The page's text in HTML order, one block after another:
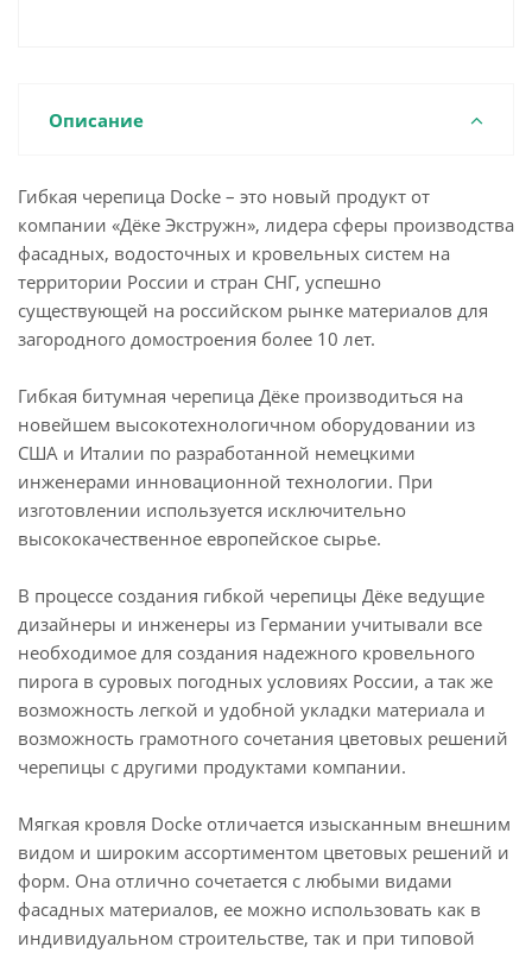
Описание
Гибкая черепица Docke – это новый продукт от
компании «Дёке Экстружн», лидера сферы производства
фасадных, водосточных и кровельных систем на
территории России и стран СНГ, успешно
существующей на российском рынке материалов для
загородного домостроения более 10 лет.
Гибкая битумная черепица Дёке производиться на
новейшем высокотехнологичном оборудовании из
США и Италии по разработанной немецкими
инженерами инновационной технологии. При
изготовлении используется исключительно
высококачественное европейское сырье.
В процессе создания гибкой черепицы Дёке ведущие
дизайнеры и инженеры из Германии учитывали все
необходимое для создания надежного кровельного
пирога в суровых погодных условиях России, а так же
возможность легкой и удобной укладки материала и
возможность грамотного сочетания цветовых решений
черепицы с другими продуктами компании.
Мягкая кровля Docke отличается изысканным внешним
видом и широким ассортиментом цветовых решений и
форм. Она отлично сочетается с любыми видами
фасадных материалов, ее можно использовать как в
индивидуальном строительстве, так и при типовой